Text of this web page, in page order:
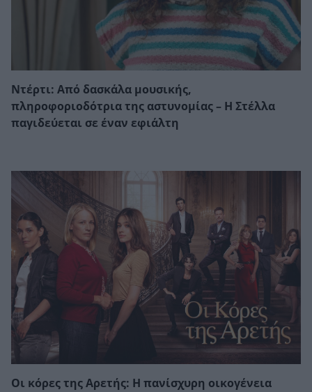
Ντέρτι: Από δασκάλα μουσικής,
πληροφοριοδότρια της αστυνομίας – Η Στέλλα
παγιδεύεται σε έναν εφιάλτη
Οι κόρες της Αρετής: Η πανίσχυρη οικογένεια